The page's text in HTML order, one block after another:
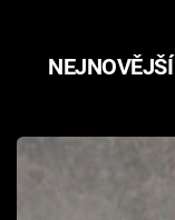
Filmy